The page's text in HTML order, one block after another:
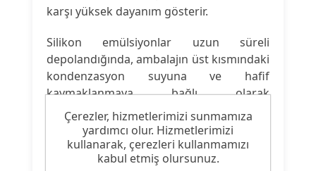
karşı yüksek dayanım gösterir.
Silikon emülsiyonlar uzun süreli
depolandığında, ambalajın üst kısmındaki
kondenzasyon suyuna ve hafif
kaymaklanmaya bağlı olarak
konsantrasyonda farklılık görülebilir.
Emülsiyon, kullanım öncesinde iyice
karıştırılmalıdır.
Çerezler, hizmetlerimizi sunmamıza
yardımcı olur. Hizmetlerimizi
kullanarak, çerezleri kullanmamızı
kabul etmiş olursunuz.